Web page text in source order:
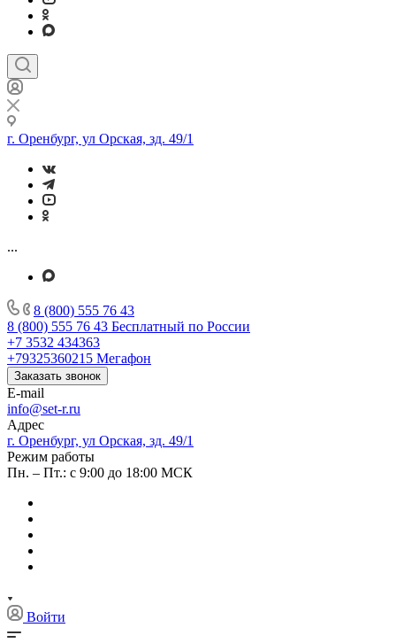
г. Оренбург, ул Орская, зд. 49/1
...
8 (800) 555 76 43
8 (800) 555 76 43 Бесплатный по России
+7 3532 434363
+79325360215 Мегафон
Заказать звонок
E-mail
info@set-r.ru
Адрес
г. Оренбург, ул Орская, зд. 49/1
Режим работы
Пн. – Пт.: с 9:00 до 18:00 МСК
Войти